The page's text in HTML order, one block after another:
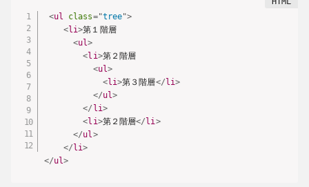
<ul class="tree">
<li>第１階層
<ul>
<li>第２階層
<ul>
<li>第３階層</ li>
</ul>
</ li>
<li>第２階層</ li>
</ul>
</ li>
</ul>